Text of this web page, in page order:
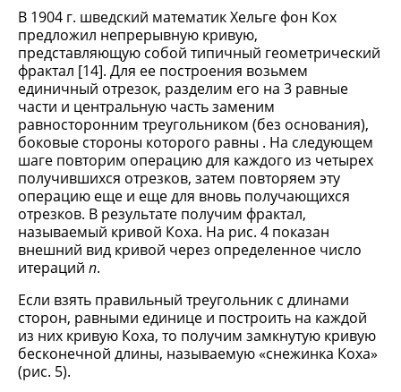
В 1904 г. шведский математик Хельге фон Кох
предложил непрерывную кривую,
представляющую собой типичный геометрический
фрактал [14]. Для ее построения возьмем
единичный отрезок, разделим его на 3 равные
части и центральную часть заменим
равносторонним треугольником (без основания),
боковые стороны которого равны . На следующем
шаге повторим операцию для каждого из четырех
получившихся отрезков, затем повторяем эту
операцию еще и еще для вновь получающихся
отрезков. В результате получим фрактал,
называемый кривой Коха. На рис. 4 показан
внешний вид кривой через определенное число
итераций n.
Если взять правильный треугольник с длинами
сторон, равными единице и построить на каждой
из них кривую Коха, то получим замкнутую кривую
бесконечной длины, называемую «снежинка Коха»
(рис. 5).